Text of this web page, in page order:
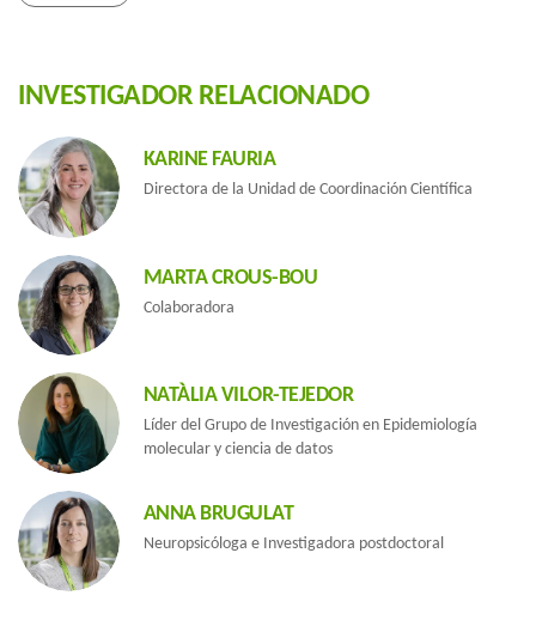
INVESTIGADOR RELACIONADO
KARINE FAURIA
Directora de la Unidad de Coordinación Científica
MARTA CROUS-BOU
Colaboradora
NATÀLIA VILOR-TEJEDOR
Líder del Grupo de Investigación en Epidemiología
molecular y ciencia de datos
ANNA BRUGULAT
Neuropsicóloga e Investigadora postdoctoral